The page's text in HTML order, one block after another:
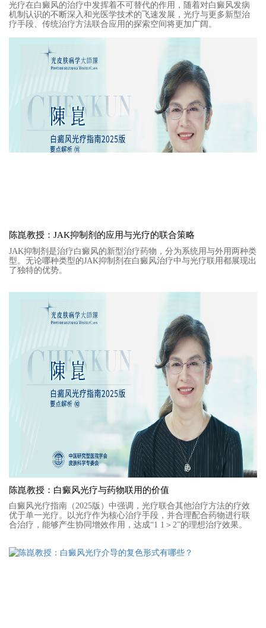
光疗在白癜风的治疗中发挥着不可替代的作用，随着对白癜风发病
机制认识的不断深入和光医学技术的飞速发展，光疗与更多新型治
疗手段、传统治疗方法联合应用的探索空间将更加广阔。
陈崑教授：JAK抑制剂的应用与光疗的联合策略
JAK抑制剂是治疗白癜风的新型治疗药物，分为系统用与外用两种类
型。无论哪种类型的JAK抑制剂在白癜风治疗中与光疗联用都展现出
了独特的优势。
陈崑教授：白癜风光疗与药物联用的价值
白癜风光疗指南（2025版）中强调，光疗联合其他治疗方法的疗效
优于单一光疗。以光疗作为核心治疗手段，并合理配合药物进行联
合治疗，能够产生协同增效作用，达成“1 1＞2”的理想治疗效果。